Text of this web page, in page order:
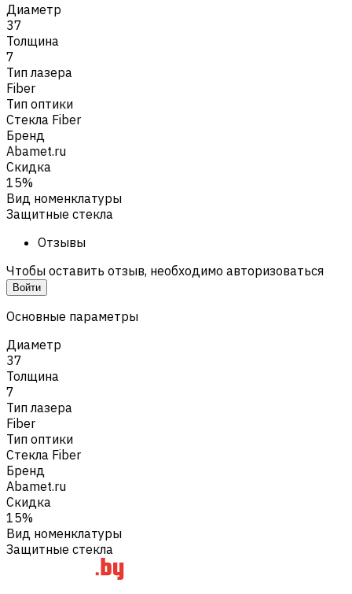
Диаметр
37
Толщина
7
Тип лазера
Fiber
Тип оптики
Стекла Fiber
Бренд
Abamet.ru
Скидка
15%
Вид номенклатуры
Защитные стекла
Отзывы
Чтобы оставить отзыв, необходимо авторизоваться
Войти
Основные параметры
Диаметр
37
Толщина
7
Тип лазера
Fiber
Тип оптики
Стекла Fiber
Бренд
Abamet.ru
Скидка
15%
Вид номенклатуры
Защитные стекла